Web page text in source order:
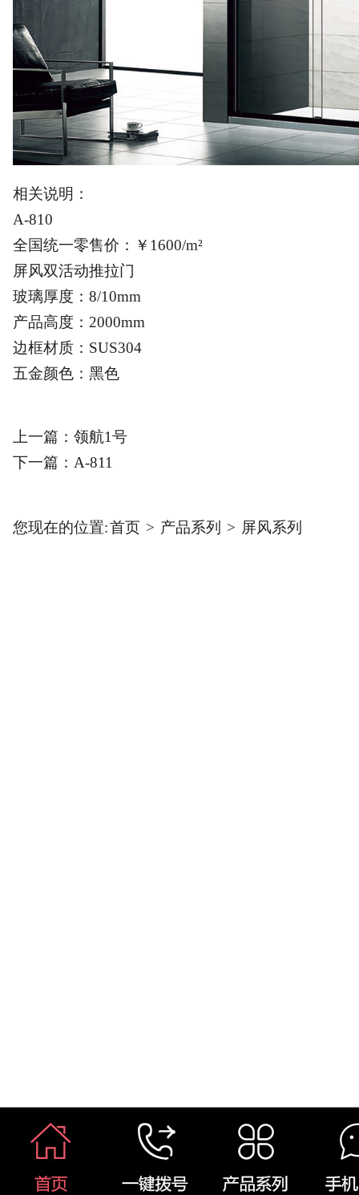
相关说明：
A-810
全国统一零售价：￥1600/m²
屏风双活动推拉门
玻璃厚度：8/10mm
产品高度：2000mm
边框材质：SUS304
五金颜色：黑色
上一篇： 领航1号
下一篇： A-811
您现在的位置:首页 > 产品系列 > 屏风系列